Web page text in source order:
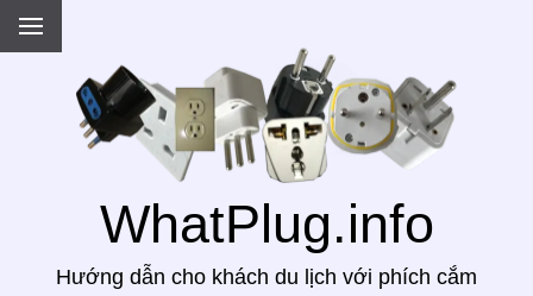
WhatPlug.info
Hướng dẫn cho khách du lịch với phích cắm